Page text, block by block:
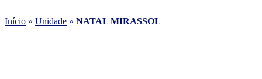
Início » Unidade » NATAL MIRASSOL